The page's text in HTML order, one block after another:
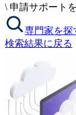
\ 申請サポート
専門家を探
検索結果に戻る